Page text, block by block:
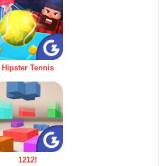
Hipster Tennis
1212!